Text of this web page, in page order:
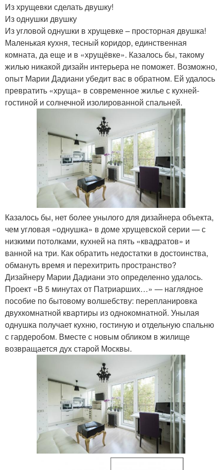
Из хрущевки сделать двушку!
Из однушки двушку
Из угловой однушки в хрущевке – просторная двушка!
Маленькая кухня, тесный коридор, единственная
комната, да еще и в «хрущёвке». Казалось бы, такому
жилью никакой дизайн интерьера не поможет. Возможно,
опыт Марии Дадиани убедит вас в обратном. Ей удалось
превратить «хруща» в современное жилье с кухней-
гостиной и солнечной изолированной спальней.
Казалось бы, нет более унылого для дизайнера объекта,
чем угловая «однушка» в доме хрущевской серии — с
низкими потолками, кухней на пять «квадратов» и
ванной на три. Как обратить недостатки в достоинства,
обмануть время и перехитрить пространство?
Дизайнеру Марии Дадиани это определенно удалось.
Проект «В 5 минутах от Патриарших…» — наглядное
пособие по бытовому волшебству: перепланировка
двухкомнатной квартиры из однокомнатной. Унылая
однушка получает кухню, гостиную и отдельную спальню
с гардеробом. Вместе с новым обликом в жилище
возвращается дух старой Москвы.